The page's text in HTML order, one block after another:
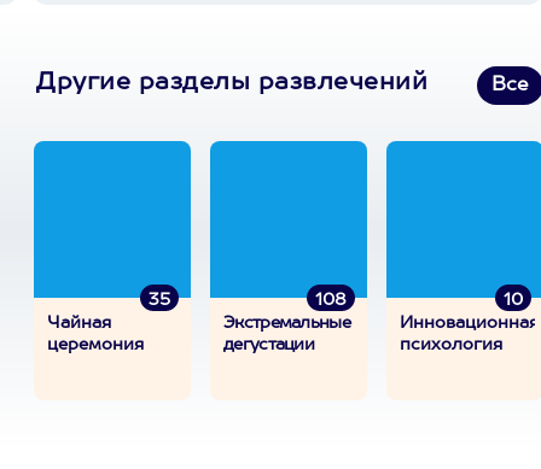
Другие разделы развлечений Все
35
Чайная
церемония
108
Экстремальные
дегустации
10
Инновационная
психология